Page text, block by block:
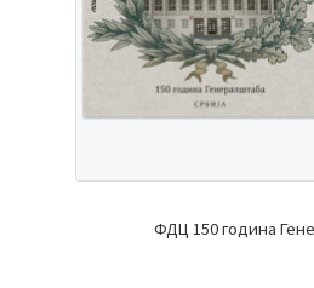
ФДЦ 150 година